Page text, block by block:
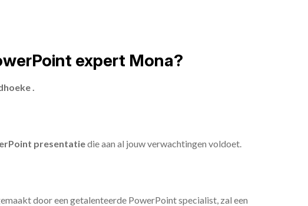
expert Mona?
.
presentatiedie aan al jouw verwachtingen voldoet.
door een getalenteerde PowerPoint specialist, zal een